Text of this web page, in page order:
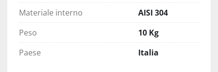
Materiale interno
AISI 304
Peso
10 Kg
Paese
Italia